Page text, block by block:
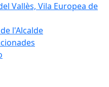
Vallès, Vila Europea de
l'Alcalde